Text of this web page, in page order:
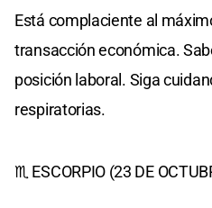
Está complaciente al
transacción económica.
posición laboral. Siga
respiratorias.
♏ ESCORPIO (23 DE